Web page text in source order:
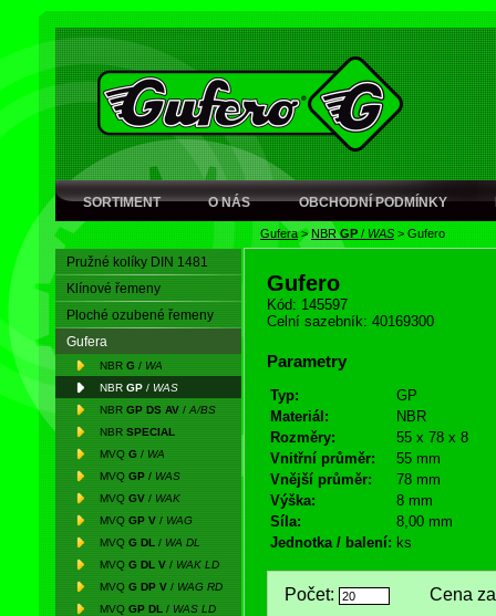
SORTIMENT O NÁS OBCHODNÍ PODMÍNKY
Gufera> NBRGP / WAS > Gufero
Pružné kolíky DIN 1481
Klínové řemeny
Ploché ozubené řemeny
Gufera
NBR G / WA
NBR GP / WAS
NBR GP DS AV / A/BS
NBR SPECIAL
MVQ G / WA
MVQ GP / WAS
MVQ GV / WAK
MVQ GP V / WAG
MVQ G DL / WA DL
MVQ G DL V / WAK LD
MVQ G DP V / WAG RD
MVQ GP DL / WAS LD
Gufero
Kód: 145597
Celní sazebník: 40169300
Parametry
Typ:
GP
Materiál:
NBR
Rozměry:
55 x 78 x 8
Vnitřní průměr:
55 mm
Vnější průměr:
78 mm
Výška:
8 mm
Síla:
8,00 mm
Jednotka / balení: ks
Počet: Cena za